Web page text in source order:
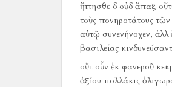
ἥττησθε δ οὐδ ἅπαξ
τοὺς πονηροτάτους
αὐτῷ συνενήνοχεν, ἀλλ
βασιλείας
οὔτ οὖν ἐκ φανεροῦ
ἀξίου πολλάκις